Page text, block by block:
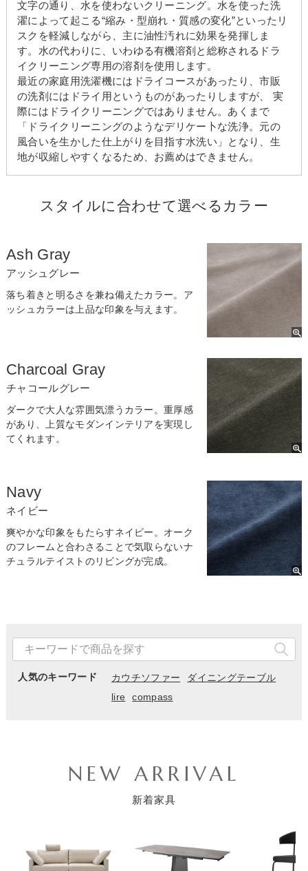
文字の通り、水を使わないクリーニング。水を使った洗
濯によって起こる“縮み・型崩れ・質感の変化”といったリ
スクを軽減しながら、主に油性汚れに効果を発揮しま
す。水の代わりに、いわゆる有機溶剤と総称されるドラ
イクリーニング専用の溶剤を使用します。
最近の家庭用洗濯機にはドライコースがあったり、市販
の洗剤にはドライ用というものがあったりしますが、 実
際にはドライクリーニングではありません。あくまで
「ドライクリーニングのようなデリケー卜な洗浄。元の
風合いを生かした仕上がりを目指す水洗い」となり、生
地が収縮しやすくなるため、お薦めはできません。
スタイルに合わせて選べるカラー
Ash Gray
アッシュグレー
落ち着きと明るさを兼ね備えたカラー。ア
ッシュカラーは上品な印象を与えます。
Charcoal Gray
チャコールグレー
ダークで大人な雰囲気漂うカラー。重厚感
があり、上質なモダンインテリアを実現し
てくれます。
Navy
ネイビー
爽やかな印象をもたらすネイビー。オーク
のフレームと合わさることで気取らないナ
チュラルテイストのリビングが完成。
人気のキーワード カウチソファー
ダイニングテーブル
lire
compass
NEW ARRIVAL
新着家具